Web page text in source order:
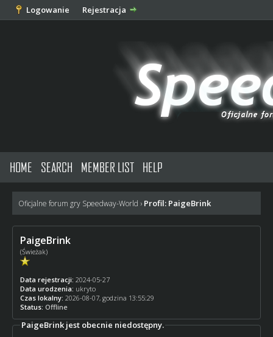
Logowanie Rejestracja
HOME SEARCH MEMBER LIST HELP
Oficjalne forum gry Speedway-World › Profil: PaigeBrink
PaigeBrink
(Świeżak)
Data rejestracji: 2024-05-27
Data urodzenia: ukryto
Czas lokalny: 2026-08-07, godzina 13:55:29
Status: Offline
PaigeBrink jest obecnie niedostępny.